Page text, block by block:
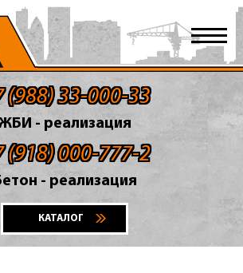
(988) 33-000-33
- реализация
(918) 000-777-2
- реализация
КАТАЛОГ